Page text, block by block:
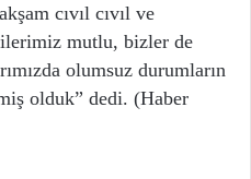
cıvıl cıvıl ve
mutlu, bizler de
olumsuz durumların
olduk” dedi. (Haber